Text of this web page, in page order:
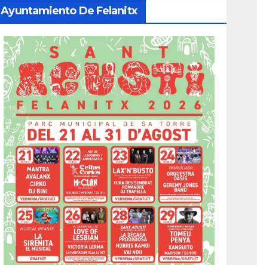
Ayuntamiento De Felanitx